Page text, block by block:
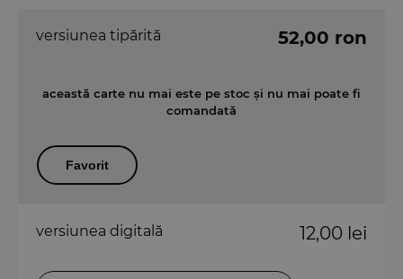
versiunea tipărită 52,00 ron
această carte nu mai este pe stoc și nu mai poate fi
comandată
Favorit
versiunea digitală 12,00 lei